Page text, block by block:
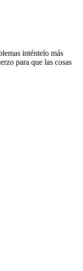
inténtelo más
para que las cosas